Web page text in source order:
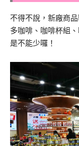
不得不說，新廠商
多咖啡、咖啡杯組
是不能少囉！